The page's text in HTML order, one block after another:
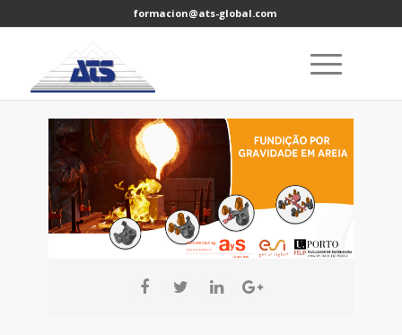
formacion@ats-global.com